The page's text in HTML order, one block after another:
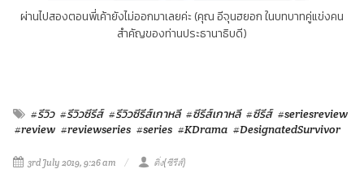
ผ่านไปสองตอนพี่เค้ายังไม่ออกมาเลยค่ะ (คุณ อีจุนฮยอก ในบทบาทคู่แข่งคน
สำคัญของท่านประธานาธิบดี)
#รีวิว #รีวิวซีรีส์ #รีวิวซีรีส์เกาหลี #ซีรีส์เกาหลี #ซีรีส์ #seriesreview
#review #reviewseries #series #KDrama #DesignatedSurvivor
3rd July 2019, 9:26 am ติ่ง(ซีรีส์)